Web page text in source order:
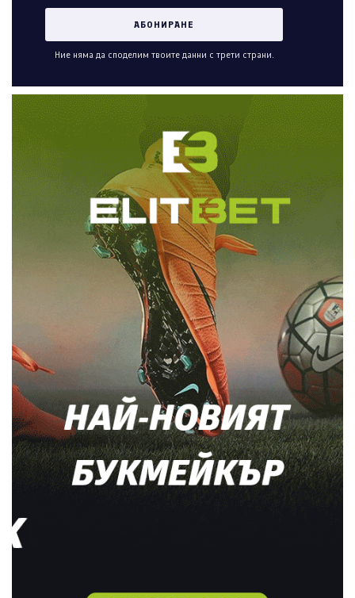
Ние няма да споделим твоите данни с трети страни.